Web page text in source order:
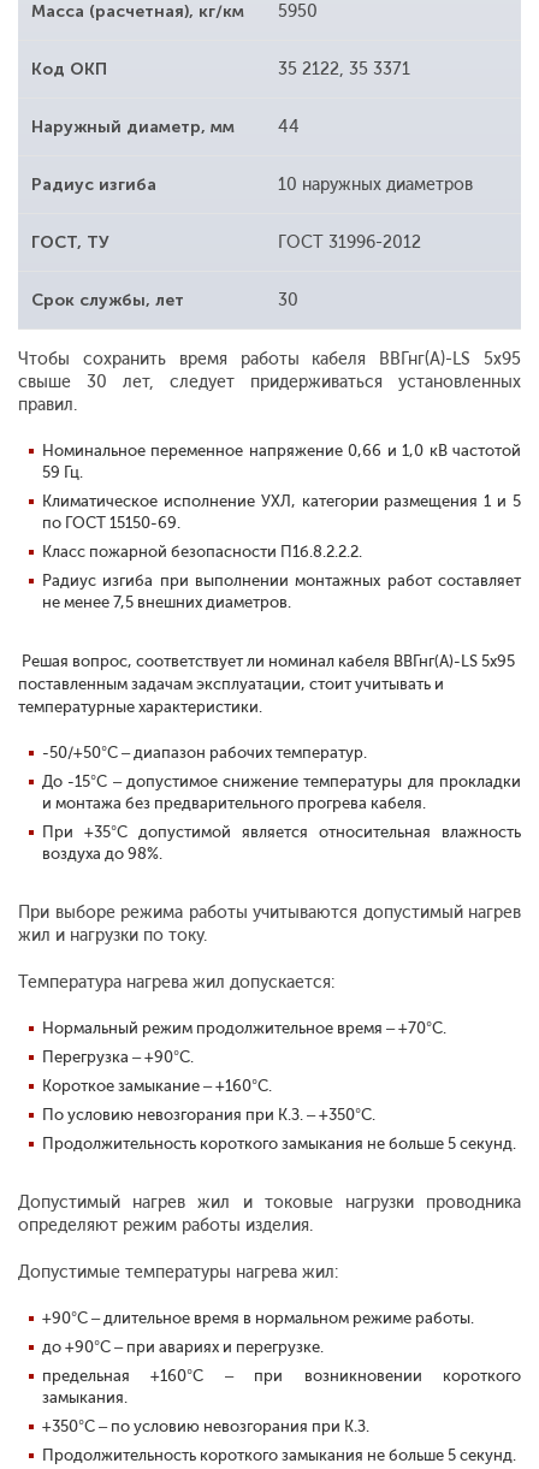
Масса (расчетная), кг/км 5950
Код ОКП 35 2122, 35 3371
Наружный диаметр, мм 44
Радиус изгиба 10 наружных диаметров
ГОСТ, ТУ ГОСТ 31996-2012
Срок службы, лет 30
Чтобы сохранить время работы кабеля ВВГнг(А)-LS 5x95
свыше 30 лет, следует придерживаться установленных
правил.
Номинальное переменное напряжение 0,66 и 1,0 кВ частотой
59 Гц.
Климатическое исполнение УХЛ, категории размещения 1 и 5
по ГОСТ 15150-69.
Класс пожарной безопасности П1б.8.2.2.2.
Радиус изгиба при выполнении монтажных работ составляет
не менее 7,5 внешних диаметров.
Решая вопрос, соответствует ли номинал кабеля ВВГнг(А)-LS 5x95
поставленным задачам эксплуатации, стоит учитывать и
температурные характеристики.
-50/+50°С – диапазон рабочих температур.
До -15°С – допустимое снижение температуры для прокладки
и монтажа без предварительного прогрева кабеля.
При +35°С допустимой является относительная влажность
воздуха до 98%.
При выборе режима работы учитываются допустимый нагрев
жил и нагрузки по току.
Температура нагрева жил допускается:
Нормальный режим продолжительное время – +70°С.
Перегрузка – +90°С.
Короткое замыкание – +160°С.
По условию невозгорания при К.З. – +350°С.
Продолжительность короткого замыкания не больше 5 секунд.
Допустимый нагрев жил и токовые нагрузки проводника
определяют режим работы изделия.
Допустимые температуры нагрева жил:
+90°С – длительное время в нормальном режиме работы.
до +90°С – при авариях и перегрузке.
предельная +160°С – при возникновении короткого
замыкания.
+350°С – по условию невозгорания при К.З.
Продолжительность короткого замыкания не больше 5 секунд.